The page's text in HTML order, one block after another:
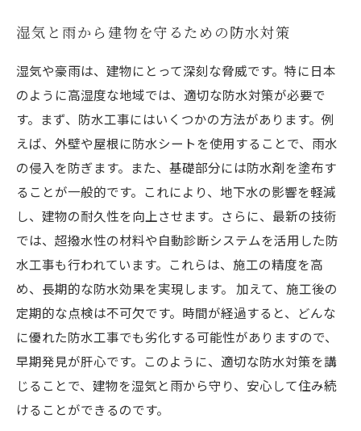
湿気と雨から建物を守るための防水対策
湿気や豪雨は、建物にとって深刻な脅威です。特に日本
のように高湿度な地域では、適切な防水対策が必要で
す。まず、防水工事にはいくつかの方法があります。例
えば、外壁や屋根に防水シートを使用することで、雨水
の侵入を防ぎます。また、基礎部分には防水剤を塗布す
ることが一般的です。これにより、地下水の影響を軽減
し、建物の耐久性を向上させます。さらに、最新の技術
では、超撥水性の材料や自動診断システムを活用した防
水工事も行われています。これらは、施工の精度を高
め、長期的な防水効果を実現します。 加えて、施工後の
定期的な点検は不可欠です。時間が経過すると、どんな
に優れた防水工事でも劣化する可能性がありますので、
早期発見が肝心です。このように、適切な防水対策を講
じることで、建物を湿気と雨から守り、安心して住み続
けることができるのです。